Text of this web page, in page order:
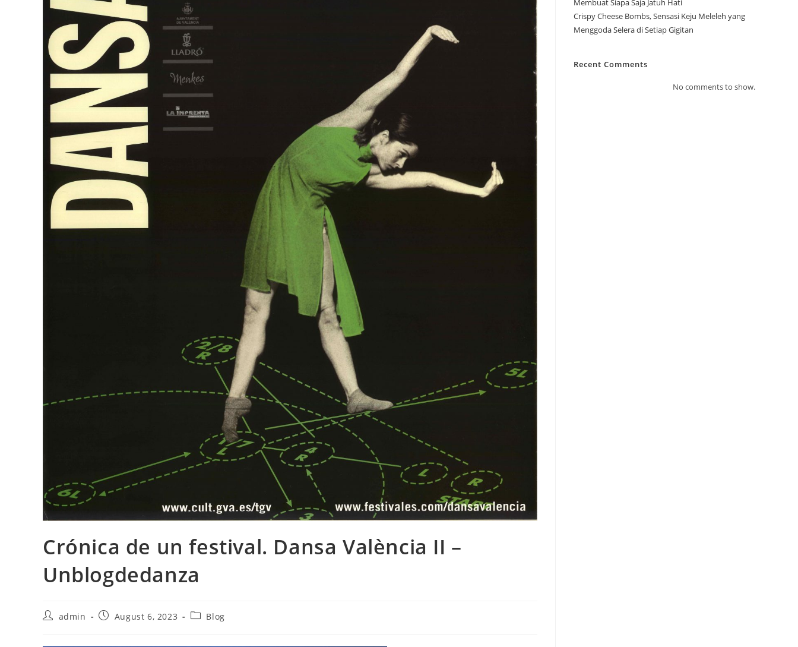
Crónica de un festival. Dansa València II –
Unblogdedanza
Postadmin
PostAugust 6, 2023
PostBlog
Membuat Siapa Saja Jatuh Hati
Crispy Cheese Bombs, Sensasi Keju Meleleh yang
Menggoda Selera di Setiap Gigitan
Recent Comments
No comments to show.